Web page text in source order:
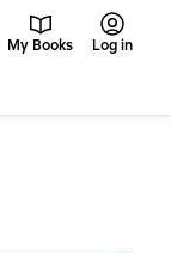
My Books Log in